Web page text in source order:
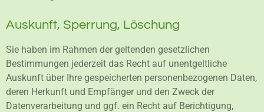
Auskunft, Sperrung, Löschung
Sie haben im Rahmen der geltenden gesetzlichen
Bestimmungen jederzeit das Recht auf unentgeltliche
Auskunft über Ihre gespeicherten personenbezogenen Daten,
deren Herkunft und Empfänger und den Zweck der
Datenverarbeitung und ggf. ein Recht auf Berichtigung,